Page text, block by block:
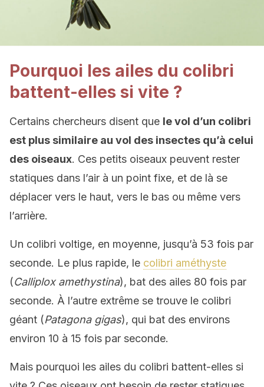
Pourquoi les ailes du colibri
battent-elles si vite ?
Certains chercheurs disent que le vol d’un colibri
est plus similaire au vol des insectes qu’à celui
des oiseaux. Ces petits oiseaux peuvent rester
statiques dans l’air à un point fixe, et de là se
déplacer vers le haut, vers le bas ou même vers
l’arrière.
Un colibri voltige, en moyenne, jusqu’à 53 fois par
seconde. Le plus rapide, le colibri améthyste
(Calliplox amethystina), bat des ailes 80 fois par
seconde. À l’autre extrême se trouve le colibri
géant (Patagona gigas), qui bat des environs
environ 10 à 15 fois par seconde.
Mais pourquoi les ailes du colibri battent-elles si